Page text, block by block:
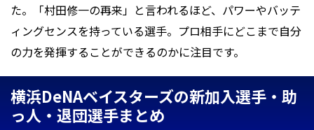
た。「村田修一の再来」と言われるほど、パワーやバッテ
ィングセンスを持っている選手。プロ相手にどこまで自分
の力を発揮することができるのかに注目です。
横浜DeNAベイスターズの新加入選手・助
っ人・退団選手まとめ